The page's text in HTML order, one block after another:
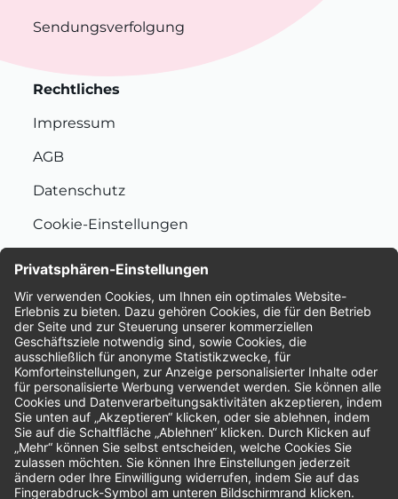
Sendungsverfolgung
Rechtliches
Impressum
AGB
Datenschutz
Cookie-Einstellungen
Bewertungen